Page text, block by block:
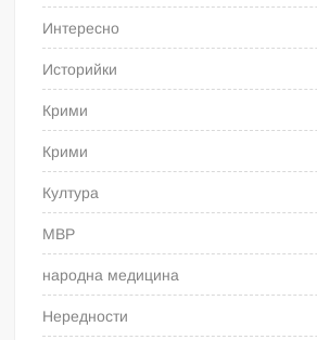
Интересно
Историйки
Крими
Крими
Култура
МВР
народна медицина
Нередности